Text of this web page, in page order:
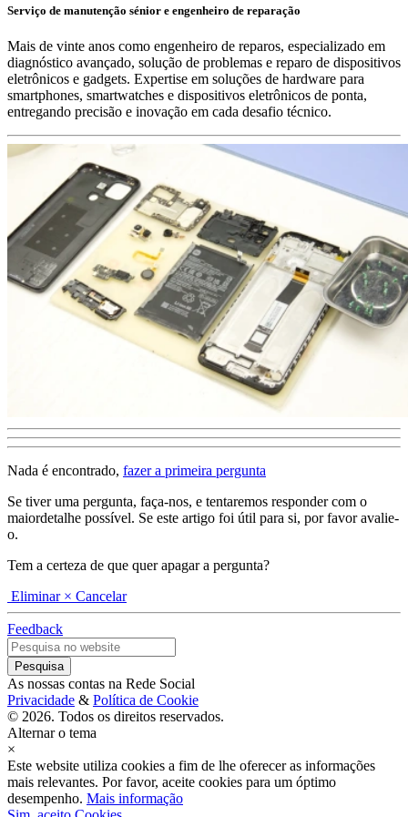
Serviço de manutenção sénior e engenheiro de reparação
Mais de vinte anos como engenheiro de reparos, especializado em
diagnóstico avançado, solução de problemas e reparo de dispositivos
eletrônicos e gadgets. Expertise em soluções de hardware para
smartphones, smartwatches e dispositivos eletrônicos de ponta,
entregando precisão e inovação em cada desafio técnico.
Nada é encontrado, fazer a primeira pergunta
Se tiver uma pergunta, faça-nos, e tentaremos responder com o
maiordetalhe possível. Se este artigo foi útil para si, por favor avalie-
o.
Tem a certeza de que quer apagar a pergunta?
Eliminar × Cancelar
Feedback
As nossas contas na Rede Social
Privacidade & Política de Cookie
© 2026. Todos os direitos reservados.
Alternar o tema
×
Este website utiliza cookies a fim de lhe oferecer as informações
mais relevantes. Por favor, aceite cookies para um óptimo
desempenho. Mais informação